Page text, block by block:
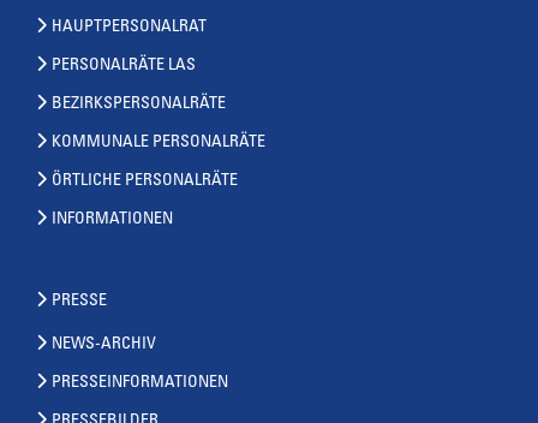
HAUPTPERSONALRAT
PERSONALRÄTE LAS
BEZIRKSPERSONALRÄTE
KOMMUNALE PERSONALRÄTE
ÖRTLICHE PERSONALRÄTE
INFORMATIONEN
PRESSE
NEWS-ARCHIV
PRESSEINFORMATIONEN